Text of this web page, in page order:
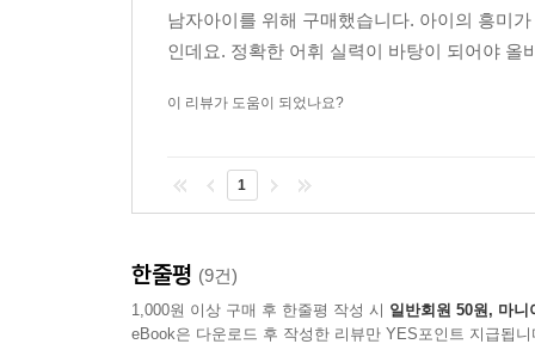
남자아이를 위해 구매했습니다. 아이의 흥미
인데요. 정확한 어휘 실력이 바탕이 되어야
이 리뷰가 도움이 되었나요?
1
한줄평 (9건)
1,000원 이상 구매 후 한줄평 작성 시 일반회원 50원, 마니
eBook은 다운로드 후 작성한 리뷰만 YES포인트 지급됩니